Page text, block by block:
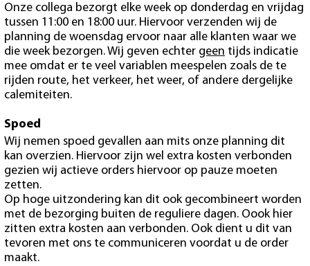
Onze collega bezorgt elke week op donderdag en vrijdag
tussen 11:00 en 18:00 uur. Hiervoor verzenden wij de
planning de woensdag ervoor naar alle klanten waar we
die week bezorgen. Wij geven echter geen tijds indicatie
mee omdat er te veel variablen meespelen zoals de te
rijden route, het verkeer, het weer, of andere dergelijke
calemiteiten.
Spoed
Wij nemen spoed gevallen aan mits onze planning dit
kan overzien. Hiervoor zijn wel extra kosten verbonden
gezien wij actieve orders hiervoor op pauze moeten
zetten.
Op hoge uitzondering kan dit ook gecombineert worden
met de bezorging buiten de reguliere dagen. Oook hier
zitten extra kosten aan verbonden. Ook dient u dit van
tevoren met ons te communiceren voordat u de order
maakt.